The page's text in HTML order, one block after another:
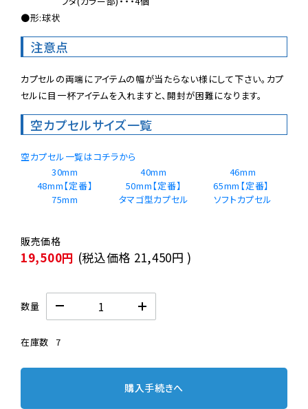
●形:球状
注意点
カプセルの両端にアイテムの幅が当たらない様にして下さい。カプ
セルに目一杯アイテムを入れますと、開封が困難になります。
空カプセルサイズ一覧
空カプセル一覧はコチラから
30mm
40mm
46mm
48mm【定番】
50mm【定番】
65mm【定番】
75mm
タマゴ型カプセル
19,500円 (税込価格 21,450円 )
数量
在庫数 7
購入手続きへ